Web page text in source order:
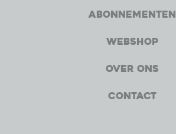
Abonnementen
Webshop
Over ons
Contact